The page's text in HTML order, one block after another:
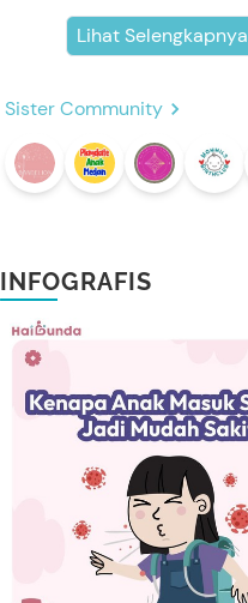
Kompak Banget!
Lihat Selengkapnya
Sister Community
INFOGRAFIS